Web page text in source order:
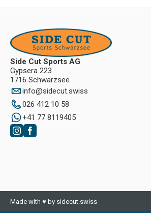
Side Cut Sports AG
Gypsera 223
1716 Schwarzsee
info@sidecut.swiss
026 412 10 58
+41 77 8119405
Made with ♥ by sidecut.swiss